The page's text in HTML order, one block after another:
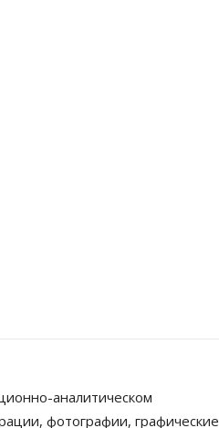
аналитическом
фотографии, графические